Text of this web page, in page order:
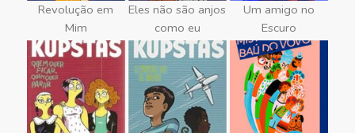
Revolução em
Mim
Eles não são anjos
como eu
Um amigo no
Escuro